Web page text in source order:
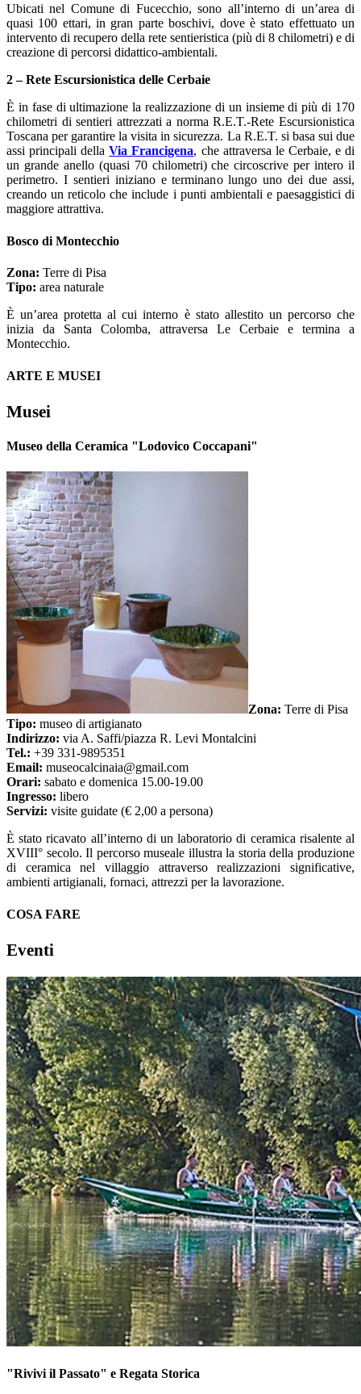
Ubicati nel Comune di Fucecchio, sono all’interno di un’area di
quasi 100 ettari, in gran parte boschivi, dove è stato effettuato un
intervento di recupero della rete sentieristica (più di 8 chilometri) e di
creazione di percorsi didattico-ambientali.
2 – Rete Escursionistica delle Cerbaie
È in fase di ultimazione la realizzazione di un insieme di più di 170
chilometri di sentieri attrezzati a norma R.E.T.-Rete Escursionistica
Toscana per garantire la visita in sicurezza. La R.E.T. si basa sui due
assi principali dellaVia Francigena, che attraversa le Cerbaie, e di
un grande anello (quasi 70 chilometri) che circoscrive per intero il
perimetro. I sentieri iniziano e terminano lungo uno dei due assi,
creando un reticolo che include i punti ambientali e paesaggistici di
maggiore attrattiva.
Bosco di Montecchio
Zona: Terre di Pisa
Tipo: area naturale
È un’area protetta al cui interno è stato allestito un percorso che
inizia da Santa Colomba, attraversa Le Cerbaie e termina a
Montecchio.
ARTE E MUSEI
Musei
Museo della Ceramica "Lodovico Coccapani"
Zona: Terre di Pisa
Tipo: museo di artigianato
Indirizzo: via A. Saffi/piazza R. Levi Montalcini
Tel.: +39 331-9895351
Email: museocalcinaia@gmail.com
Orari: sabato e domenica 15.00-19.00
Ingresso: libero
Servizi: visite guidate (€ 2,00 a persona)
È stato ricavato all’interno di un laboratorio di ceramica risalente al
XVIII° secolo. Il percorso museale illustra la storia della produzione
di ceramica nel villaggio attraverso realizzazioni significative,
ambienti artigianali, fornaci, attrezzi per la lavorazione.
COSA FARE
Eventi
"Rivivi il Passato" e Regata Storica